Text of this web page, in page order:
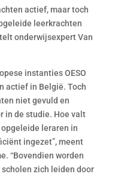
actief, maar toch
leerkrachten
onderwijsexpert Van
instanties OESO
actief in België. Toch
niet gevuld en
in de studie. Hoe valt
leraren in
ingezet”, meent
“Bovendien worden
zich leiden door